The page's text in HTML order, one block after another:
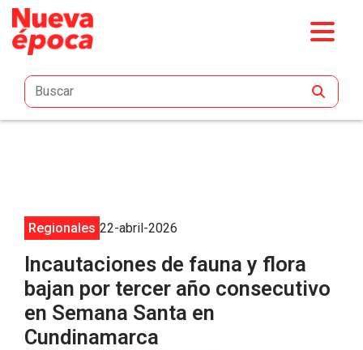
Saltar al contenido principal
Regionales 22-abril-2026
Incautaciones de fauna y flora
bajan por tercer año consecutivo
en Semana Santa en
Cundinamarca